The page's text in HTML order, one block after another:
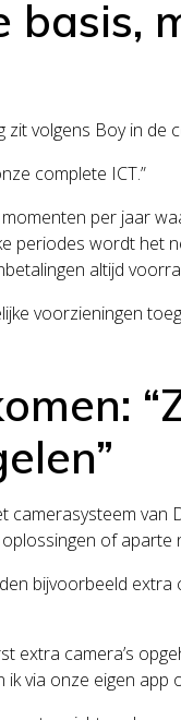
basis,
zit volgens Boy in
complete ICT.”
per jaar
periodes wordt het
altijd
voorzieningen
camerasysteem van
of aparte
bijvoorbeeld extra
extra camera’s
via onze eigen app